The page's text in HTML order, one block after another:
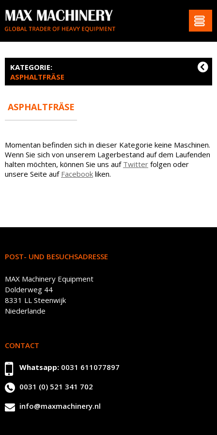
KATEGORIE:
ASPHALTFRÄSE
ASPHALTFRÄSE
Momentan befinden sich in dieser Kategorie keine Maschinen.
Wenn Sie sich von unserem Lagerbestand auf dem Laufenden
halten möchten, können Sie uns auf Twitter folgen oder
unsere Seite auf Facebook liken.
POST- UND BESUCHSADRESSE
MAX Machinery Equipment
Dolderweg 44
8331 LL Steenwijk
Niederlande
CONTACT
Whatsapp: 0031 611077897
0031 (0) 521 341 702
info@maxmachinery.nl